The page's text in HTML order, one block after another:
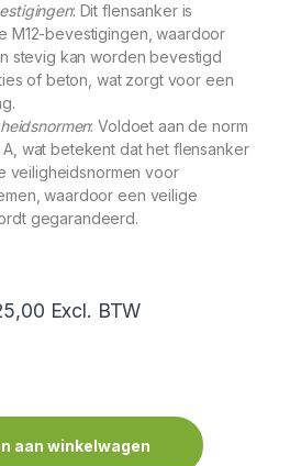
: Dit flensanker is
M12-bevestigingen, waardoor
stevig kan worden bevestigd
of beton, wat zorgt voor een
: Voldoet aan de norm
A, wat betekent dat het flensanker
veiligheidsnormen voor
waardoor een veilige
gegarandeerd.
Excl. BTW
aan winkelwagen